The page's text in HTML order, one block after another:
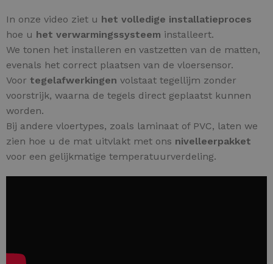
In onze video ziet u het volledige installatieproces
hoe u het verwarmingssysteem installeert.
We tonen het installeren en vastzetten van de matten,
evenals het correct plaatsen van de vloersensor.
Voor tegelafwerkingen volstaat tegellijm zonder
voorstrijk, waarna de tegels direct geplaatst kunnen
worden.
Bij andere vloertypes, zoals laminaat of PVC, laten we
zien hoe u de mat uitvlakt met ons nivelleerpakket
voor een gelijkmatige temperatuurverdeling.